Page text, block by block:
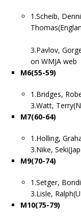
1.Scheib,
3.Pavlov,
on WMJA web
M6(55-59)
1.Bridges,
3.Watt,
M7(60-64)
1.Holling,
3.Nike,
M9(70-74)
1.Setger,
3.Lisle,
M10(75-79)